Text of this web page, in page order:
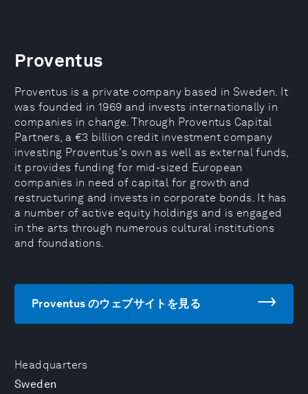
Headquarters
Sweden
Proventus
Proventus is a private company based in Sweden. It
was founded in 1969 and invests internationally in
companies in change. Through Proventus Capital
Partners, a €3 billion credit investment company
investing Proventus's own as well as external funds,
it provides funding for mid-sized European
companies in need of capital for growth and
restructuring and invests in corporate bonds. It has
a number of active equity holdings and is engaged
in the arts through numerous cultural institutions
and foundations.
Proventus のウェブサイトを見る